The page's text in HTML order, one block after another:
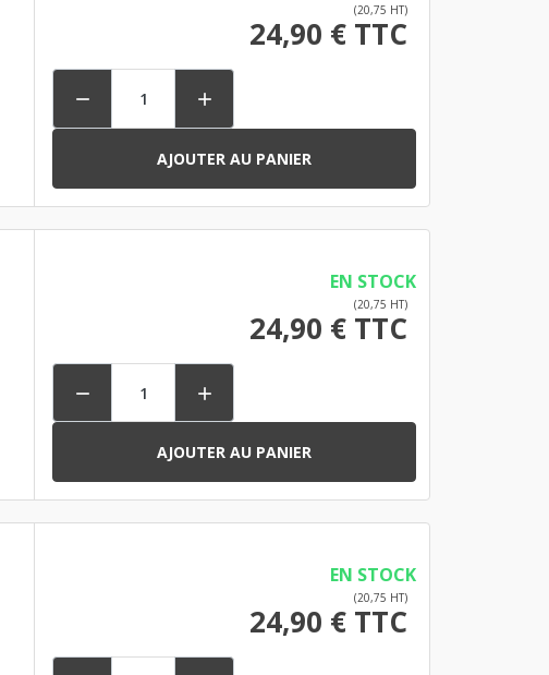
(20,75 HT)
24,90 € TTC
 
AJOUTER AU PANIER
EN STOCK
(20,75 HT)
24,90 € TTC
 
AJOUTER AU PANIER
EN STOCK
(20,75 HT)
24,90 € TTC